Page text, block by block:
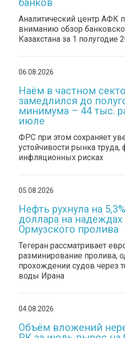
банков
Аналитический центр АФК
вниманию обзор
Казахстана за 1 полугодие
06.08.2026
Наём в частном
замедлился до
минимума – 44 тыс.
июле
ФРС при этом сохраняет
устойчивости рынка труда,
инфляционных рисках
05.08.2026
Нефть рухнула на
доллара на
Ормузского пролива
Тегеран рассматривает
разминирование пролива,
прохождении судов через
воды Ирана
04.08.2026
Объём вложений